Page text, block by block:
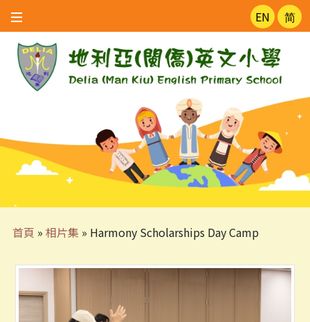
EN 简
首頁 » 相片集 » Harmony Scholarships Day Camp